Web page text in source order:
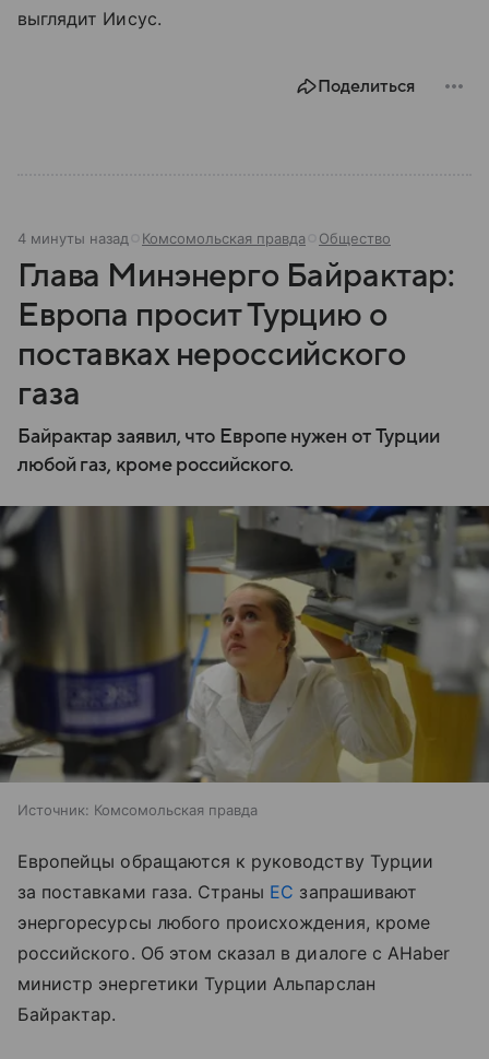
выглядит Иисус.
Поделиться
4 минуты назад Комсомольская правда Общество
Глава Минэнерго Байрактар:
Европа просит Турцию о
поставках нероссийского
газа
Байрактар заявил, что Европе нужен от Турции
любой газ, кроме российского.
Источник: Комсомольская правда
Европейцы обращаются к руководству Турции
за поставками газа. Страны ЕС запрашивают
энергоресурсы любого происхождения, кроме
российского. Об этом сказал в диалоге с AHaber
министр энергетики Турции Альпарслан
Байрактар.